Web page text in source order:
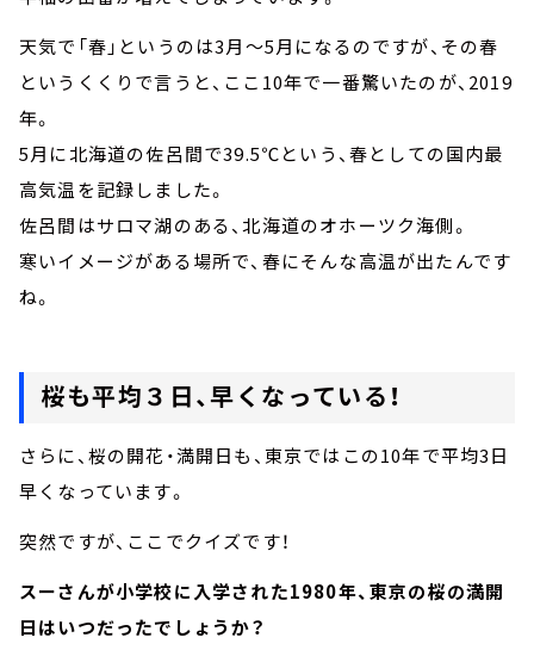
天気で「春」というのは3月～5月になるのですが、その春
というくくりで言うと、ここ10年で一番驚いたのが、2019
年。
5月に北海道の佐呂間で39.5℃という、春としての国内最
高気温を記録しました。
佐呂間はサロマ湖のある、北海道のオホーツク海側。
寒いイメージがある場所で、春にそんな高温が出たんです
ね。
桜も平均３日、早くなっている！
さらに、桜の開花・満開日も、東京ではこの10年で平均3日
早くなっています。
突然ですが、ここでクイズです！
スーさんが小学校に入学された1980年、東京の桜の満開
日はいつだったでしょうか？